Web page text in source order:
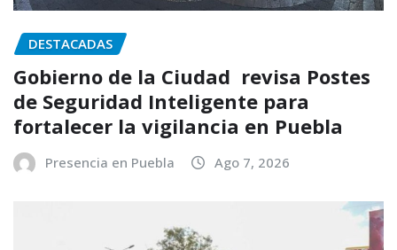
DESTACADAS
Gobierno de la Ciudad revisa Postes
de Seguridad Inteligente para
fortalecer la vigilancia en Puebla
Presencia en Puebla Ago 7, 2026